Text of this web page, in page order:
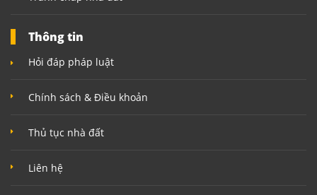
Thông tin
Hỏi đáp pháp luật
Chính sách & Điều khoản
Thủ tục nhà đất
Liên hệ